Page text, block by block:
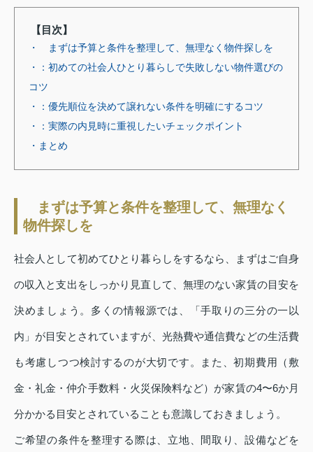
【目次】
・ まずは予算と条件を整理して、無理なく物件探しを
・：初めての社会人ひとり暮らしで失敗しない物件選びの
コツ
・：優先順位を決めて譲れない条件を明確にするコツ
・：実際の内見時に重視したいチェックポイント
・まとめ
まずは予算と条件を整理して、無理なく
物件探しを
社会人として初めてひとり暮らしをするなら、まずはご自身
の収入と支出をしっかり見直して、無理のない家賃の目安を
決めましょう。多くの情報源では、「手取りの三分の一以
内」が目安とされていますが、光熱費や通信費などの生活費
も考慮しつつ検討するのが大切です。また、初期費用（敷
金・礼金・仲介手数料・火災保険料など）が家賃の4〜6か月
分かかる目安とされていることも意識しておきましょう。
ご希望の条件を整理する際は、立地、間取り、設備などを